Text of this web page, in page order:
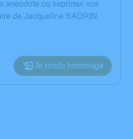
anecdote ou exprimer vos
de Jacqueline SADRIN.
Je rends hommage